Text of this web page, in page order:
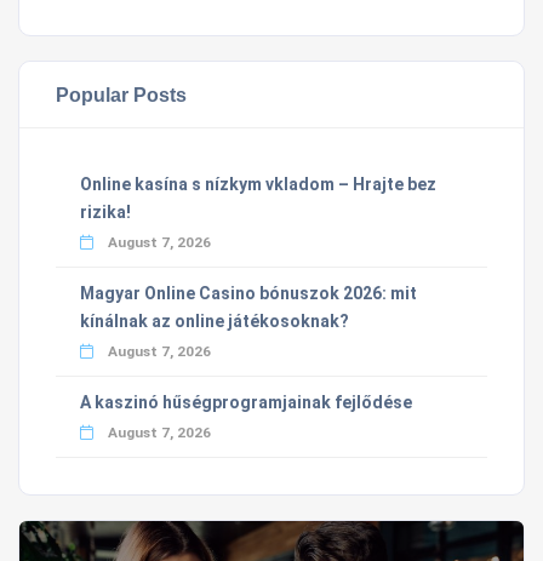
Popular Posts
Online kasína s nízkym vkladom – Hrajte bez
rizika!
August 7, 2026
Magyar Online Casino bónuszok 2026: mit
kínálnak az online játékosoknak?
August 7, 2026
A kaszinó hűségprogramjainak fejlődése
August 7, 2026